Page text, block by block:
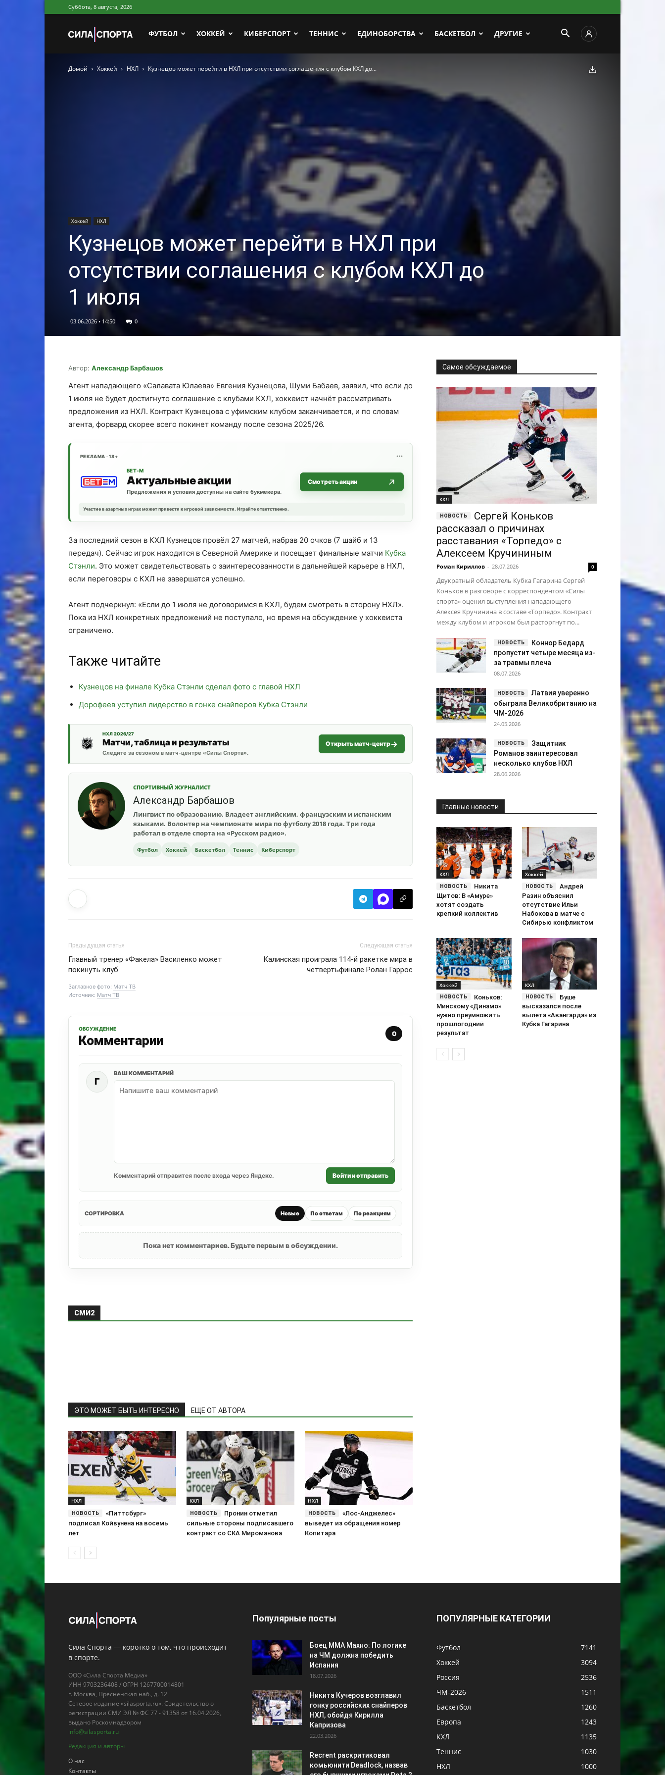
Суббота, 8 августа, 2026
Сила
Спорта
ФУТБОЛ ХОККЕЙ КИБЕРСПОРТ ТЕННИС ЕДИНОБОРСТВА БАСКЕТБОЛ ДРУГИЕ
Домой Хоккей НХЛ Кузнецов может перейти в НХЛ при отсутствии соглашения с клубом КХЛ до...
Хоккей НХЛ
Кузнецов может перейти в НХЛ при
отсутствии соглашения с клубом КХЛ до
1 июля
03.06.2026 • 14:50 0
Скачать фото
Автор: Александр Барбашов
Агент нападающего «Салавата Юлаева» Евгения Кузнецова, Шуми Бабаев, заявил, что если до
1 июля не будет достигнуто соглашение с клубами КХЛ, хоккеист начнёт рассматривать
предложения из НХЛ. Контракт Кузнецова с уфимским клубом заканчивается, и по словам
агента, форвард скорее всего покинет команду после сезона 2025/26.
РЕКЛАМА · 18+
БЕТ-М
Актуальные акции
Предложения и условия доступны на сайте букмекера.
Смотреть акции
Участие в азартных играх может привести к игровой зависимости. Играйте ответственно.
За последний сезон в КХЛ Кузнецов провёл 27 матчей, набрав 20 очков (7 шайб и 13
передач). Сейчас игрок находится в Северной Америке и посещает финальные матчи Кубка
Стэнли. Это может свидетельствовать о заинтересованности в дальнейшей карьере в НХЛ,
если переговоры с КХЛ не завершатся успешно.
Агент подчеркнул: «Если до 1 июля не договоримся в КХЛ, будем смотреть в сторону НХЛ».
Пока из НХЛ конкретных предложений не поступало, но время на обсуждение у хоккеиста
ограничено.
Также читайте
Кузнецов на финале Кубка Стэнли сделал фото с главой НХЛ
Дорофеев уступил лидерство в гонке снайперов Кубка Стэнли
НХЛ 2026/27
Матчи, таблица и результаты
Следите за сезоном в матч-центре «Силы Спорта».
Открыть матч-центр
СПОРТИВНЫЙ ЖУРНАЛИСТ
Александр Барбашов
Лингвист по образованию. Владеет английским, французским и испанским
языками. Волонтер на чемпионате мира по футболу 2018 года. Три года
работал в отделе спорта на «Русском радио».
Футбол Хоккей Баскетбол Теннис Киберспорт
Предыдущая статья
Главный тренер «Факела» Василенко может
покинуть клуб
Следующая статья
Калинская проиграла 114-й ракетке мира в
четвертьфинале Ролан Гаррос
Заглавное фото: Матч ТВ
Источник: Матч ТВ
ОБСУЖДЕНИЕ
Комментарии 0
Г
ВАШ КОММЕНТАРИЙ
Комментарий отправится после входа через Яндекс. Войти и отправить
СОРТИРОВКА Новые По ответам По реакциям
Пока нет комментариев. Будьте первым в обсуждении.
СМИ2
ЭТО МОЖЕТ БЫТЬ ИНТЕРЕСНО ЕЩЕ ОТ АВТОРА
НХЛ
«Питтсбург»
подписал Койвунена на восемь
лет
КХЛ
Пронин отметил
сильные стороны подписавшего
контракт со СКА Мироманова
НХЛ
«Лос-Анджелес»
выведет из обращения номер
Копитара
Самое обсуждаемое
КХЛ
Сергей Коньков
рассказал о причинах
расставания «Торпедо» с
Алексеем Кручининым
Роман Кириллов - 28.07.2026 0
Двукратный обладатель Кубка Гагарина Сергей
Коньков в разговоре с корреспондентом «Силы
спорта» оценил выступления нападающего
Алексея Кручинина в составе «Торпедо». Контракт
между клубом и игроком был расторгнут по...
Коннор Бедард
пропустит четыре месяца из-
за травмы плеча
08.07.2026
Латвия уверенно
обыграла Великобританию на
ЧМ-2026
24.05.2026
Защитник
Романов заинтересовал
несколько клубов НХЛ
28.06.2026
Главные новости
КХЛ
Никита
Щитов: В «Амуре»
хотят создать
крепкий коллектив
Хоккей
Андрей
Разин объяснил
отсутствие Ильи
Набокова в матче с
Сибирью конфликтом
Хоккей
Коньков:
Минскому «Динамо»
нужно преумножить
прошлогодний
результат
КХЛ
Буше
высказался после
вылета «Авангарда» из
Кубка Гагарина
Сила Спорта — коротко о том, что происходит
в спорте.
ООО «Сила Спорта Медиа»
ИНН 9703236408 / ОГРН 1267700014801
г. Москва, Пресненская наб., д. 12
Сетевое издание «silasporta.ru». Свидетельство о
регистрации СМИ ЭЛ № ФС 77 - 91358 от 16.04.2026,
выдано Роскомнадзором
info@silasporta.ru
Редакция и авторы
О нас
Контакты
Популярные посты
Боец ММА Махно: По логике
на ЧМ должна победить
Испания
18.07.2026
Никита Кучеров возглавил
гонку российских снайперов
НХЛ, обойдя Кирилла
Капризова
22.03.2026
Recrent раскритиковал
комьюнити Deadlock, назвав
ПОПУЛЯРНЫЕ КАТЕГОРИИ
Футбол
7141
Хоккей
3094
Россия
2536
ЧМ-2026
1511
Баскетбол
1260
Европа
1243
КХЛ
1135
Теннис
1030
НХЛ
1000